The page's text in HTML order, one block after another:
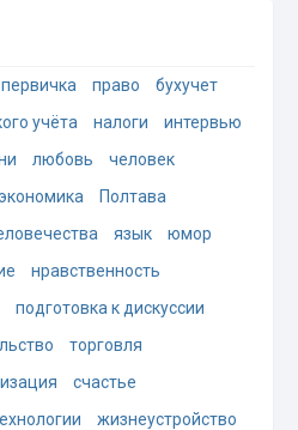
первичка право
бухучет
учёта
налоги
интервью
любовь
человек
Полтава
язык
юмор
нравственность
подготовка к дискуссии
торговля
счастье
жизнеустройство